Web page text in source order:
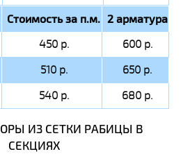
Стоимость за п.м. 2 арматура
450 р.
600 р.
510 р.
650 р.
540 р. 680 р.
ИЗ СЕТКИ РАБИЦЫ В
СЕКЦИЯХ